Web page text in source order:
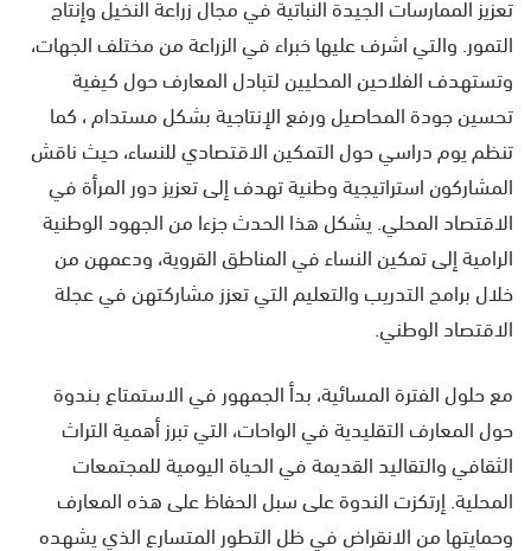
التمور. والتي اشرف عليها خبراء في الزراعة من مختلف الجهات،
وتستهدف الفلاحين المحليين لتبادل المعارف حول كيفية
تحسين جودة المحاصيل ورفع الإنتاجية بشكل مستدام ، كما
تنظم يوم دراسي حول التمكين الاقتصادي للنساء، حيث ناقش
المشاركون استراتيجية وطنية تهدف إلى تعزيز دور المرأة في
الاقتصاد المحلي. يشكل هذا الحدث جزءا من الجهود الوطنية
الرامية إلى تمكين النساء في المناطق القروية، ودعمهن من
خلال برامج التدريب والتعليم التي تعزز مشاركتهن في عجلة
الاقتصاد الوطني.
مع حلول الفترة المسائية، بدأ الجمهور في الاستمتاع بـندوة
حول المعارف التقليدية في الواحات، التي تبرز أهمية التراث
الثقافي والتقاليد القديمة في الحياة اليومية للمجتمعات
المحلية. إرتكزت الندوة على سبل الحفاظ على هذه المعارف
وحمايتها من الانقراض في ظل التطور المتسارع الذي يشهده